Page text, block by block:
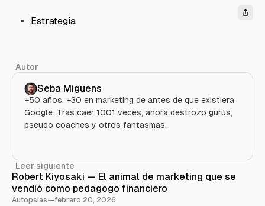
Estrategia
Autor
Seba Miguens
+50 años. +30 en marketing de antes de que existiera
Google. Tras caer 1001 veces, ahora destrozo gurús,
pseudo coaches y otros fantasmas.
Leer siguiente
Robert Kiyosaki — El animal de marketing que se
vendió como pedagogo financiero
Autopsias—febrero 20, 2026